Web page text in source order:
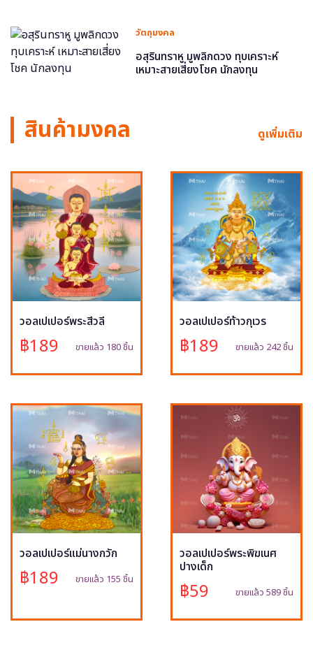
วัตถุมงคล
อสุรินทราหู มูพลิกดวง ทุบเคราะห์
เหมาะสายเสี่ยงโชค นักลงทุน
สินค้ามงคล ดูเพิ่มเติม
วอลเปเปอร์พระสีวลี
฿189 ขายแล้ว 180 ชิ้น
วอลเปเปอร์ท้าวกุเวร
฿189 ขายแล้ว 242 ชิ้น
วอลเปเปอร์แม่นางกวัก
฿189 ขายแล้ว 155 ชิ้น
วอลเปเปอร์พระพิฆเนศ
ปางเด็ก
฿59 ขายแล้ว 589 ชิ้น